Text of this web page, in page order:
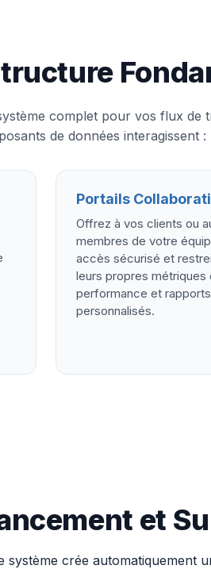
complet pour vos flux de
de données interagissent :
Portails
Offrez à vos clients ou
membres de votre
accès sécurisé et
leurs propres métriques
performance et rapports
personnalisés.
et
crée automatiquement